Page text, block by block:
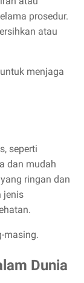
prosedur.
atau
menjaga
seperti
dan mudah
ringan dan
jenis
masing.
Dunia